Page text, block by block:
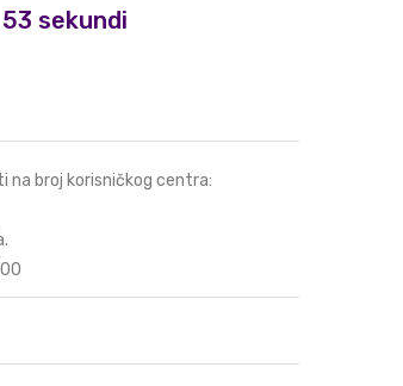
sekundi
na broj korisničkog centra: